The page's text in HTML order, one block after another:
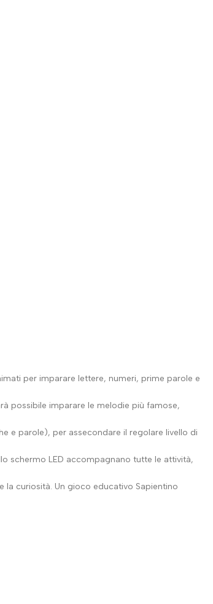
per imparare lettere, numeri, prime parole e
possibile imparare le melodie più famose,
e parole), per assecondare il regolare livello di
schermo LED accompagnano tutte le attività,
la curiosità. Un gioco educativo Sapientino